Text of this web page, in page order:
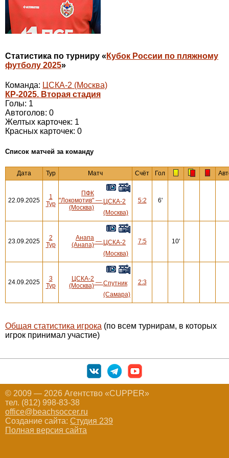
Статистика по турниру « Кубок России по пляжному
футболу 2025»
Команда: ЦСКА-2 (Москва)
КР-2025. Вторая стадия
Голы: 1
Автоголов: 0
Желтых карточек: 1
Красных карточек: 0
Cписок матчей за команду
Дата Тур Матч Счёт Гол
22.09.2025
1
Тур
ПФК
"Локомотив"
(Москва)
— ЦСКА-2
(Москва)
5:2 6'
23.09.2025
2
Тур
Анапа
(Анапа) — ЦСКА-2
(Москва)
7:5 10'
24.09.2025
3
Тур
ЦСКА-2
(Москва) — Спутник
(Самара)
2:3
Общая статистика игрока (по всем турнирам, в которых
игрок принимал участие)
© 2009 — 2026 Агентство «CUPPER»
тел. (812) 998-83-38
office@beachsoccer.ru
Создание сайта: Студия 239
Полная версия сайта